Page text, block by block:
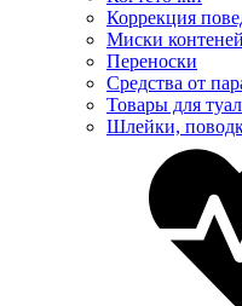
Коррекция
Миски
Переноски
Средства от
Товары для
Шлейки,